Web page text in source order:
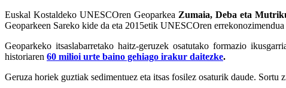
Euskal Kostaldeko UNESCOren Geoparkea Zumaia, Deba eta
Geoparkeen Sareko kide da eta 2015etik UNESCOren errekonozimendua
Geoparkeko itsaslabarretako haitz-geruzek osatutako formazio
historiaren 60 milioi urte baino gehiago irakur daitezke.
Geruza horiek guztiak sedimentuez eta itsas fosilez osaturik daude.